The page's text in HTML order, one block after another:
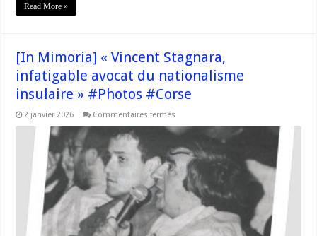
Read More »
[In Mimoria] « Vincent Stagnara,
infatigable avocat du nationalisme
insulaire » #Photos #Corse
2 janvier 2026 Commentaires fermés
Mimoria]
Stagnara,
infatigable
avocat
du
nationalisme
insulaire »
#Photos
#Corse